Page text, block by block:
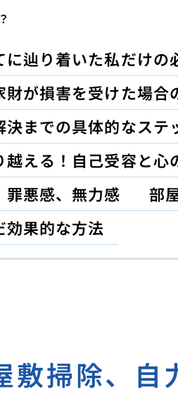
辿り着いた私だけの
が損害を受けた場合
までの具体的なステ
える！自己受容と心
悪感、無力感
部
果的な方法
掃除、自